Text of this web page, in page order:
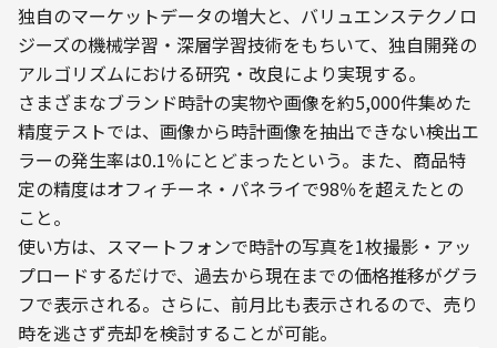
独自のマーケットデータの増大と、バリュエンステクノロ
ジーズの機械学習・深層学習技術をもちいて、独自開発の
アルゴリズムにおける研究・改良により実現する。
さまざまなブランド時計の実物や画像を約5,000件集めた
精度テストでは、画像から時計画像を抽出できない検出エ
ラーの発生率は0.1％にとどまったという。また、商品特
定の精度はオフィチーネ・パネライで98％を超えたとの
こと。
使い方は、スマートフォンで時計の写真を1枚撮影・アッ
プロードするだけで、過去から現在までの価格推移がグラ
フで表示される。さらに、前月比も表示されるので、売り
時を逃さず売却を検討することが可能。